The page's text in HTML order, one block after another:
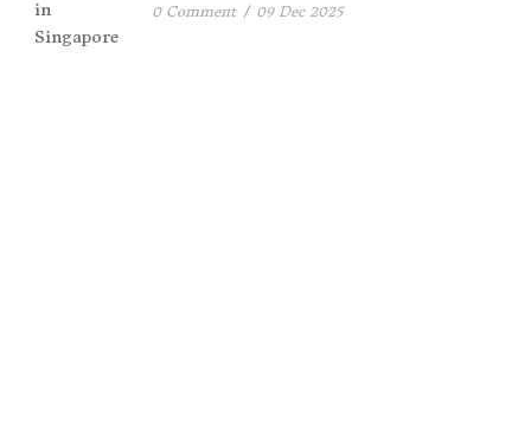
0 Comment / 09 Dec 2025